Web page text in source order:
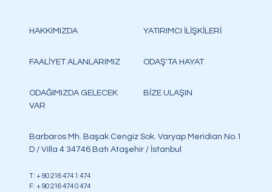
HAKKIMIZDA
FAALİYET ALANLARIMIZ
ODAĞIMIZDA GELECEK
VAR
YATIRIMCI İLİŞKİLERİ
ODAŞ'TA HAYAT
BİZE ULAŞIN
Barbaros Mh. Başak Cengiz Sok. Varyap Meridian No.1
D / Villa 4 34746 Batı Ataşehir / İstanbul
T: + 90 216 474 1 474
F: + 90 216 474 0 474